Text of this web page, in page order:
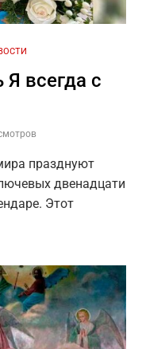
Я всегда с
празднуют
двенадцати
Этот